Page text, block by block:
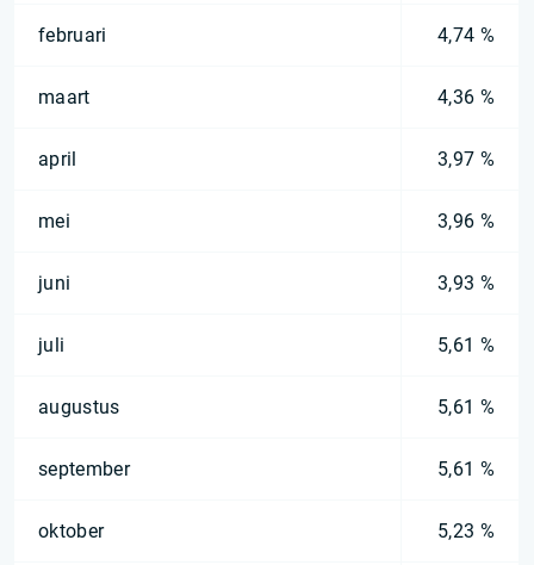
februari 4,74 %
maart 4,36 %
april 3,97 %
mei 3,96 %
juni 3,93 %
juli 5,61 %
augustus 5,61 %
september 5,61 %
oktober 5,23 %